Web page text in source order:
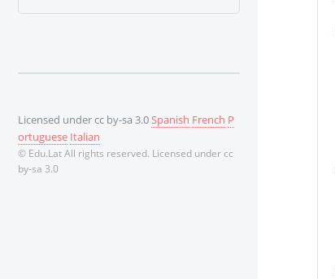
Licensed under cc by-sa 3.0Spanish French P
ortuguese Italian
© Edu.Lat All rights reserved. Licensed under cc
by-sa 3.0